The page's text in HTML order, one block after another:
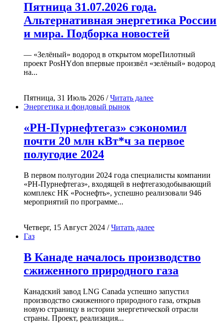
Пятница 31.07.2026 года.
Альтернативная энергетика России
и мира. Подборка новостей
— «Зелёный» водород в открытом мореПилотный
проект PosHYdon впервые произвёл «зелёный» водород
на...
Пятница, 31 Июль 2026 /Читать далее
Энергетика и фондовый рынок
«РН-Пурнефтегаз» сэкономил
почти 20 млн кВт*ч за первое
полугодие 2024
В первом полугодии 2024 года специалисты компании
«РН-Пурнефтегаз», входящей в нефтегазодобывающий
комплекс НК «Роснефть», успешно реализовали 946
мероприятий по программе...
Четверг, 15 Август 2024 /Читать далее
Газ
В Канаде началось производство
сжиженного природного газа
Канадский завод LNG Canada успешно запустил
производство сжиженного природного газа, открыв
новую страницу в истории энергетической отрасли
страны. Проект, реализация...